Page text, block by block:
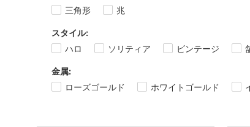
三角形
兆
スタイル:
ハロ
ソリティア ビンテージ
金属:
ローズゴールド
ホワイトゴールド